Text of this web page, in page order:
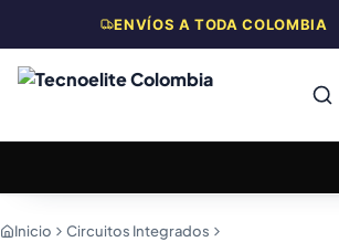
ENVÍOS A TODA COLOMBIA
Inicio
Circuitos Integrados